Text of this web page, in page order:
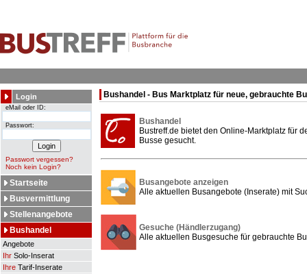
Login
eMail oder ID:
Passwort:
Passwort vergessen?
Noch kein Login?
Startseite
Busvermittlung
Stellenangebote
Bushandel
Angebote
Ihr Solo-Inserat
Ihre Tarif-Inserate
Bushandel - Bus Marktplatz für neue, gebrauchte
Bushandel
Bustreff.de bietet den Online-Marktplatz für
Busse gesucht.
Busangebote anzeigen
Alle aktuellen Busangebote (Inserate) mit
Gesuche (Händlerzugang)
Alle aktuellen Busgesuche für gebrauchte